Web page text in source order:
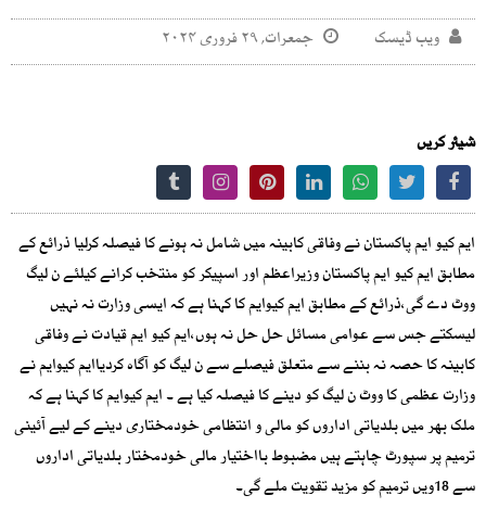
ویب ڈیسک جمعرات, ۲۹ فروری ۲۰۲۴
شیئر کریں
ایم کیو ایم پاکستان نے وفاقی کابینہ میں شامل نہ ہونے کا فیصلہ کرلیا ذرائع کے
مطابق ایم کیو ایم پاکستان وزیراعظم اور اسپیکر کو منتخب کرانے کیلئے ن لیگ
ووٹ دے گی،ذرائع کے مطابق ایم کیوایم کا کہنا ہے کہ ایسی وزارت نہ نہیں
لیسکتے جس سے عوامی مسائل حل حل نہ ہوں،ایم کیو ایم قیادت نے وفاقی
کابینہ کا حصہ نہ بننے سے متعلق فیصلے سے ن لیگ کو آگاہ کردیاایم کیوایم نے
وزارت عظمی کا ووٹ ن لیگ کو دینے کا فیصلہ کیا ہے ۔ ایم کیوایم کا کہنا ہے کہ
ملک بھر میں بلدیاتی اداروں کو مالی و انتظامی خودمختاری دینے کے لیے آئینی
ترمیم پر سپورٹ چاہتے ہیں مضبوط بااختیار مالی خودمختار بلدیاتی اداروں
سے 18ویں ترمیم کو مزید تقویت ملے گی۔